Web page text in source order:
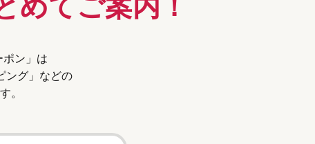
めてご案内！
ポン」は
ング」などの
。